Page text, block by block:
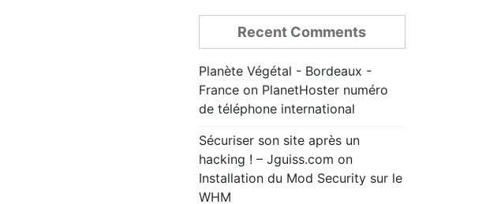
Recent Comments
Planète Végétal - Bordeaux -
Franceon PlanetHoster numéro
de téléphone international
Sécuriser son site après un
hacking ! – Jguiss.com on
Installation du Mod Security sur le
WHM